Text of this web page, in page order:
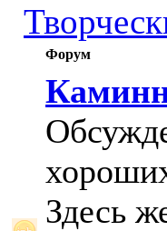
Форум
Здесь